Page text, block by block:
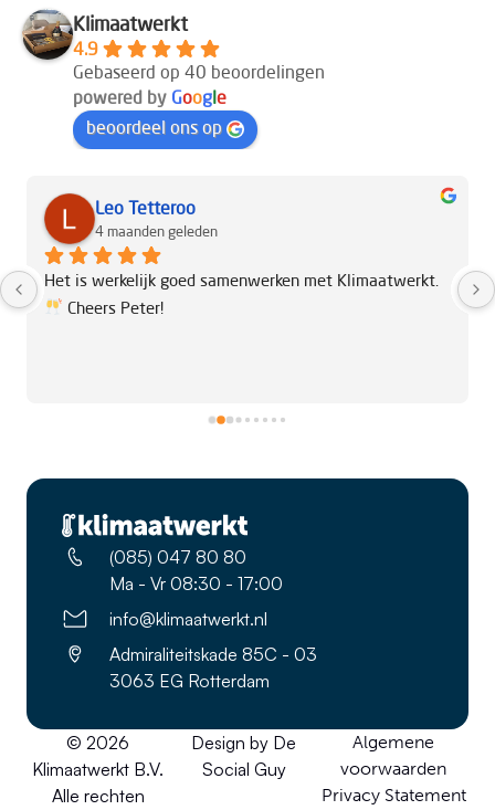
Klimaatwerkt
4.9
Gebaseerd op 40 beoordelingen
powered by Google
beoordeel ons op
Leo Tetteroo
4 maanden geleden
Het is werkelijk goed samenwerken met Klimaatwerkt.
Cheers Peter!
KlimaatWerkt - Specialist in
(085) 047 80 80
Ma - Vr 08:30 - 17:00
info@klimaatwerkt.nl
Admiraliteitskade 85C - 03
3063 EG Rotterdam
© 2026
Klimaatwerkt B.V.
Alle rechten
Design by De
Social Guy
Algemene
voorwaarden
Privacy Statement